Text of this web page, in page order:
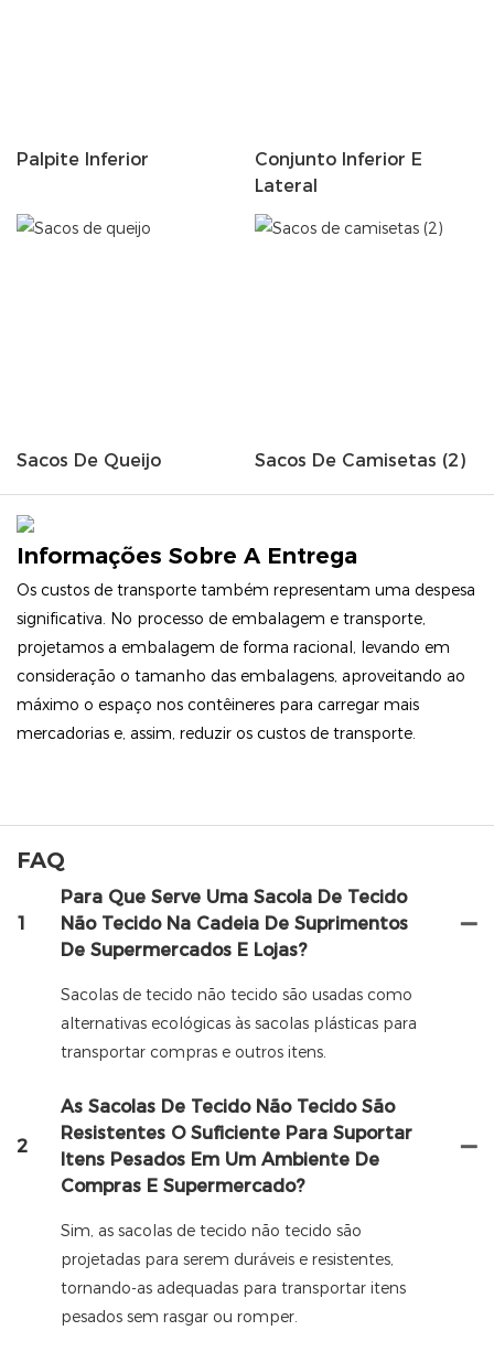
Palpite Inferior
Conjunto Inferior E
Lateral
Sacos De Queijo Sacos De Camisetas (2)
Informações Sobre A Entrega
Os custos de transporte também representam uma despesa
significativa. No processo de embalagem e transporte,
projetamos a embalagem de forma racional, levando em
consideração o tamanho das embalagens, aproveitando ao
máximo o espaço nos contêineres para carregar mais
mercadorias e, assim, reduzir os custos de transporte.
FAQ
1
Para Que Serve Uma Sacola De Tecido
Não Tecido Na Cadeia De Suprimentos
De Supermercados E Lojas?
Sacolas de tecido não tecido são usadas como
alternativas ecológicas às sacolas plásticas para
transportar compras e outros itens.
2
As Sacolas De Tecido Não Tecido São
Resistentes O Suficiente Para Suportar
Itens Pesados ​​em Um Ambiente De
Compras E Supermercado?
Sim, as sacolas de tecido não tecido são
projetadas para serem duráveis ​​e resistentes,
tornando-as adequadas para transportar itens
pesados ​​sem rasgar ou romper.